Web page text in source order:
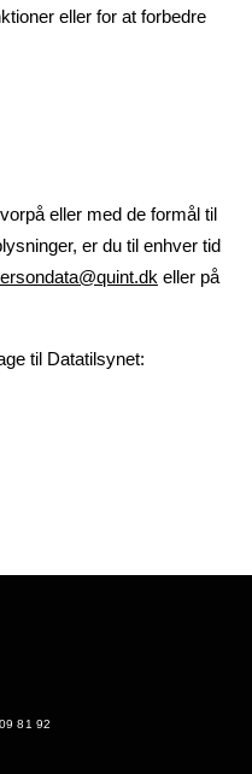
eller for at forbedre
eller med de formål til
er du til enhver tid
eller på
til Datatilsynet:
81 92